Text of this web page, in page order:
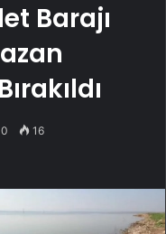
Barajı
0 16